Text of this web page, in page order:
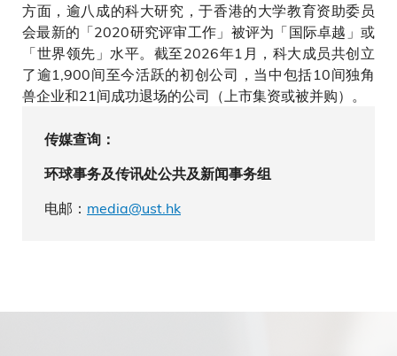
方面，逾八成的科大研究，于香港的大学教育资助委员
会最新的「2020研究评审工作」被评为「国际卓越」或
「世界领先」水平。截至2026年1月，科大成员共创立
了逾1,900间至今活跃的初创公司，当中包括10间独角
兽企业和21间成功退场的公司（上市集资或被并购）。
传媒查询：
环球事务及传讯处公共及新闻事务组
电邮： media@ust.hk